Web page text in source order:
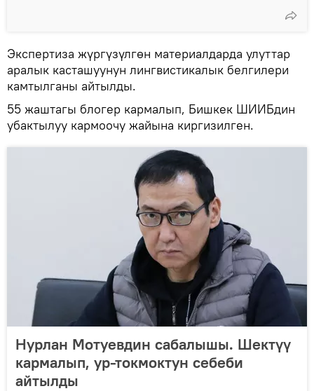
Экспертиза жүргүзүлгөн материалдарда улуттар
аралык касташуунун лингвистикалык белгилери
камтылганы айтылды.
55 жаштагы блогер кармалып, Бишкек ШИИБдин
убактылуу кармоочу жайына киргизилген.
Нурлан Мотуевдин сабалышы. Шектүү
кармалып, ур-токмоктун себеби
айтылды